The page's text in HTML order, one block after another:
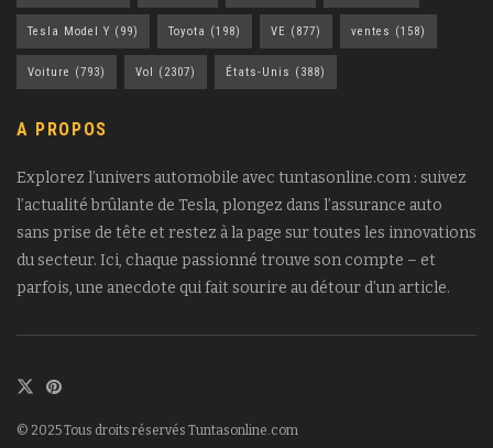
Tesla Model Y (99) Toyota (198) VE (877) ventes (158)
Voiture (793) Vol (2307) États-Unis (388)
A PROPOS
Explorez l’univers automobile avec tuntasonline.com : suivez
l’actualité brûlante de Tesla, plongez dans l’assurance auto
sans prise de tête et restez à la page sur toutes les innovations
du secteur. Ici, chaque passionné trouve son compte – et
parfois, une anecdote qui fait sourire au détour d’un article.
© 2025 Tous droits réservés Tuntasonline.com